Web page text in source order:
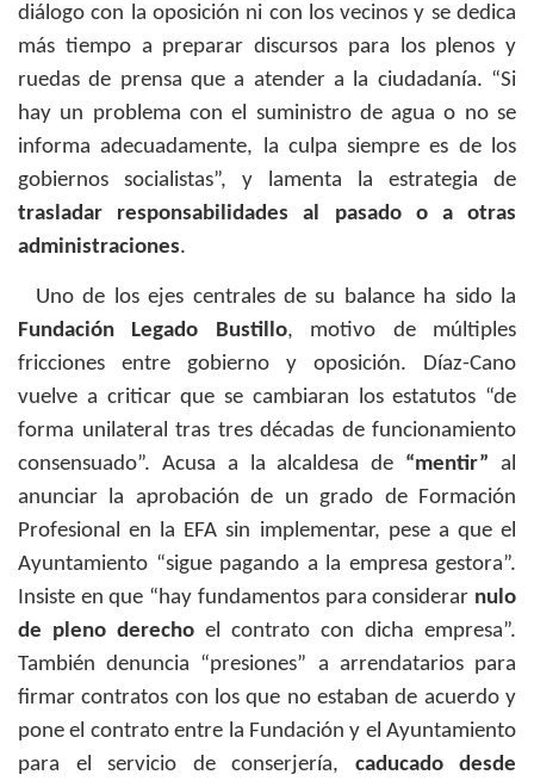
diálogo con la oposición ni con los vecinos y se dedica
más tiempo a preparar discursos para los plenos y
ruedas de prensa que a atender a la ciudadanía. “Si
hay un problema con el suministro de agua o no se
informa adecuadamente, la culpa siempre es de los
gobiernos socialistas”, y lamenta la estrategia de
trasladar responsabilidades al pasado o a otras
administraciones.
Uno de los ejes centrales de su balance ha sido la
Fundación Legado Bustillo, motivo de múltiples
fricciones entre gobierno y oposición. Díaz-Cano
vuelve a criticar que se cambiaran los estatutos “de
forma unilateral tras tres décadas de funcionamiento
consensuado”. Acusa a la alcaldesa de “mentir” al
anunciar la aprobación de un grado de Formación
Profesional en la EFA sin implementar, pese a que el
Ayuntamiento “sigue pagando a la empresa gestora”.
Insiste en que “hay fundamentos para considerar nulo
de pleno derecho el contrato con dicha empresa”.
También denuncia “presiones” a arrendatarios para
firmar contratos con los que no estaban de acuerdo y
pone el contrato entre la Fundación y el Ayuntamiento
para el servicio de conserjería, caducado desde